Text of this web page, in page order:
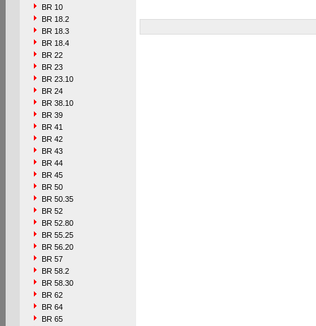
BR 10
BR 18.2
BR 18.3
BR 18.4
BR 22
BR 23
BR 23.10
BR 24
BR 38.10
BR 39
BR 41
BR 42
BR 43
BR 44
BR 45
BR 50
BR 50.35
BR 52
BR 52.80
BR 55.25
BR 56.20
BR 57
BR 58.2
BR 58.30
BR 62
BR 64
BR 65